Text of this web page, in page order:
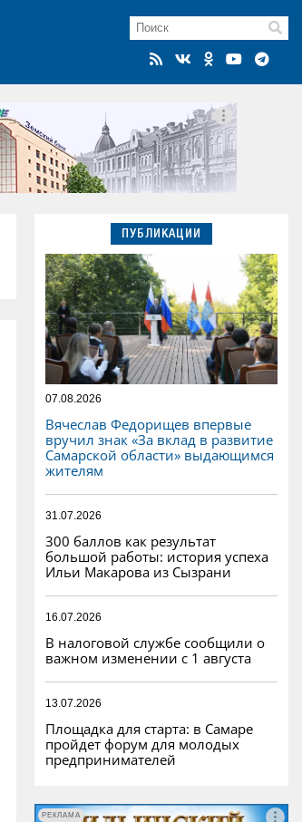
ПУБЛИКАЦИИ
07.08.2026
Вячеслав Федорищев впервые
вручил знак «За вклад в развитие
Самарской области» выдающимся
жителям
31.07.2026
300 баллов как результат
большой работы: история успеха
Ильи Макарова из Сызрани
16.07.2026
В налоговой службе сообщили о
важном изменении с 1 августа
13.07.2026
Площадка для старта: в Самаре
пройдет форум для молодых
предпринимателей
РЕКЛАМА